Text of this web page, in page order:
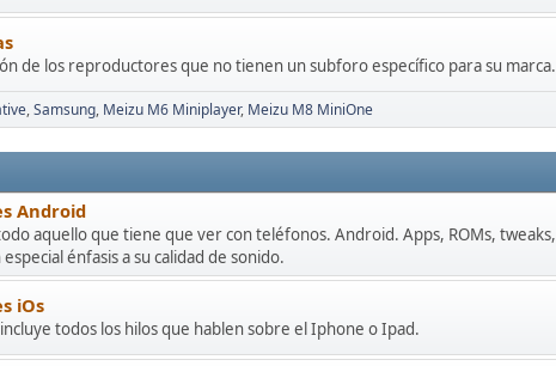
de los reproductores que no tienen un subforo específico para su marca.
Samsung Meizu M6 Miniplayer Meizu M8 MiniOne
Android
aquello que tiene que ver con teléfonos. Android. Apps, ROMs, tweaks,
énfasis a su calidad de sonido.
iOs
todos los hilos que hablen sobre el Iphone o Ipad.